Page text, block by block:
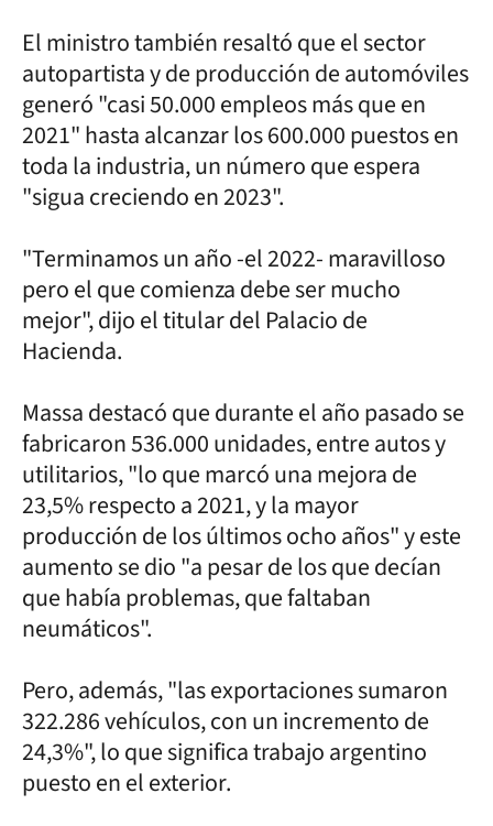
El ministro también resaltó que el sector
autopartista y de producción de automóviles
generó "casi 50.000 empleos más que en
2021" hasta alcanzar los 600.000 puestos en
toda la industria, un número que espera
"sigua creciendo en 2023".
"Terminamos un año -el 2022- maravilloso
pero el que comienza debe ser mucho
mejor", dijo el titular del Palacio de
Hacienda.
Massa destacó que durante el año pasado se
fabricaron 536.000 unidades, entre autos y
utilitarios, "lo que marcó una mejora de
23,5% respecto a 2021, y la mayor
producción de los últimos ocho años" y este
aumento se dio "a pesar de los que decían
que había problemas, que faltaban
neumáticos".
Pero, además, "las exportaciones sumaron
322.286 vehículos, con un incremento de
24,3%", lo que significa trabajo argentino
puesto en el exterior.